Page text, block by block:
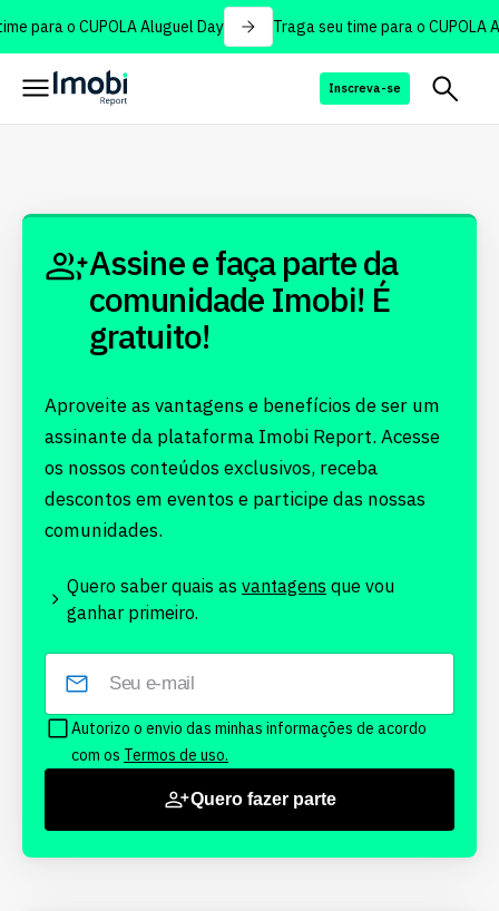
para o CUPOLA Aluguel Day Traga seu time para o CUPOLA
Inscreva-se
Assine e faça parte da
comunidade Imobi! É
gratuito!
Aproveite as vantagens e benefícios de ser um
assinante da plataforma Imobi Report. Acesse
os nossos conteúdos exclusivos, receba
descontos em eventos e participe das nossas
comunidades.
Quero saber quais as vantagens que vou
ganhar primeiro.
Autorizo o envio das minhas informações de acordo
com os Termos de uso.
Quero fazer parte